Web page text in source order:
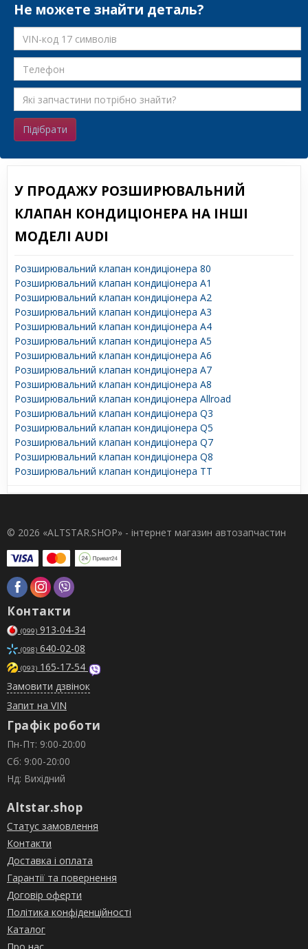
Не можете знайти деталь?
Підібрати
У ПРОДАЖУ РОЗШИРЮВАЛЬНИЙ
КЛАПАН КОНДИЦІОНЕРА НА ІНШІ
МОДЕЛІ AUDI
Розширювальний клапан кондиціонера 80
Розширювальний клапан кондиціонера A1
Розширювальний клапан кондиціонера A2
Розширювальний клапан кондиціонера A3
Розширювальний клапан кондиціонера A4
Розширювальний клапан кондиціонера A5
Розширювальний клапан кондиціонера A6
Розширювальний клапан кондиціонера A7
Розширювальний клапан кондиціонера A8
Розширювальний клапан кондиціонера Allroad
Розширювальний клапан кондиціонера Q3
Розширювальний клапан кондиціонера Q5
Розширювальний клапан кондиціонера Q7
Розширювальний клапан кондиціонера Q8
Розширювальний клапан кондиціонера TT
© 2026 «ALTSTAR.SHOP» - інтернет магазин автозапчастин
Контакти
(099) 913-04-34
(098) 640-02-08
(093) 165-17-54
Замовити дзвінок
Запит на VIN
Графік роботи
Пн-Пт: 9:00-20:00
Сб: 9:00-20:00
Нд: Вихідний
Altstar.shop
Статус замовлення
Контакти
Доставка і оплата
Гарантії та повернення
Договір оферти
Політика конфіденційності
Каталог